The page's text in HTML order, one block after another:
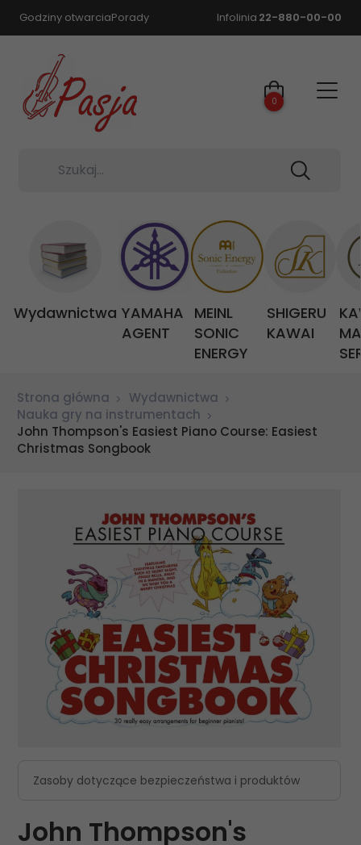
Godziny otwarciaPorady Infolinia 22-880-00-00
Szukaj...
0
Wydawnictwa YAMAHA
AGENT
MEINL
SONIC
ENERGY
SHIGERU
KAWAI
Strona główna
Wydawnictwa
Nauka gry na instrumentach
John Thompson's Easiest Piano Course: Easiest
Christmas Songbook
Zasoby dotyczące bezpieczeństwa i produktów
John Thompson's